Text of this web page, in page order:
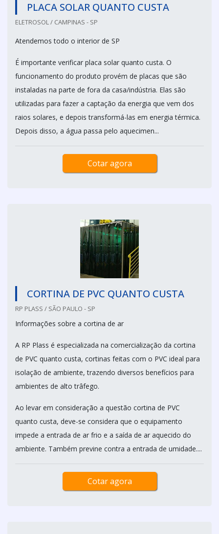
PLACA SOLAR QUANTO CUSTA
ELETROSOL / CAMPINAS - SP
Atendemos todo o interior de SP
É importante verificar placa solar quanto custa. O
funcionamento do produto provém de placas que são
instaladas na parte de fora da casa/indústria. Elas são
utilizadas para fazer a captação da energia que vem dos
raios solares, e depois transformá-las em energia térmica.
Depois disso, a água passa pelo aquecimen...
Cotar agora
CORTINA DE PVC QUANTO CUSTA
RP PLASS / SÃO PAULO - SP
Informações sobre a cortina de ar
A RP Plass é especializada na comercialização da cortina
de PVC quanto custa, cortinas feitas com o PVC ideal para
isolação de ambiente, trazendo diversos benefícios para
ambientes de alto trâfego.
Ao levar em consideração a questão cortina de PVC
quanto custa, deve-se considera que o equipamento
impede a entrada de ar frio e a saída de ar aquecido do
ambiente. Também previne contra a entrada de umidade....
Cotar agora